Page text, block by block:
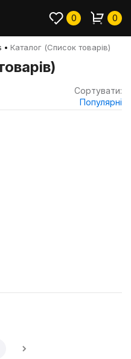
0 0
Каталог (Список товарів)
Сортувати:
Популярні